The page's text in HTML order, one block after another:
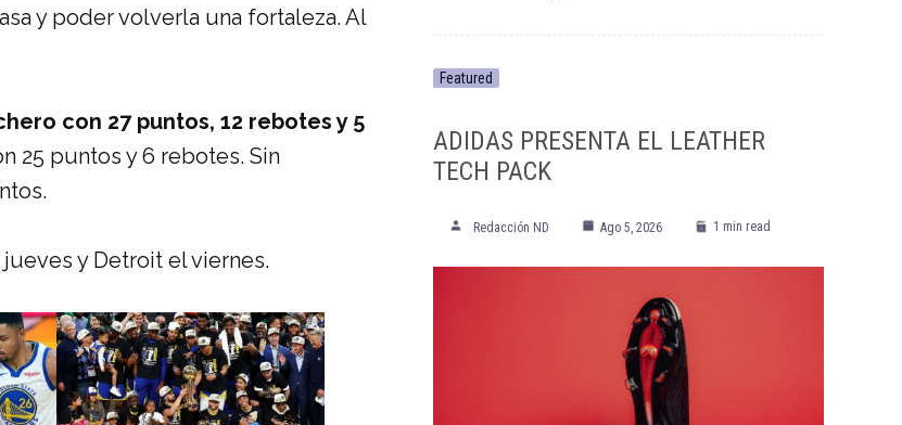
y poder volverla una fortaleza. Al
con 27 puntos, 12 rebotes y 5
25 puntos y 6 rebotes. Sin
y Detroit el viernes.
Featured
ADIDAS PRESENTA EL LEATHER
TECH PACK
Redacción ND Ago 5, 2026 1 min read